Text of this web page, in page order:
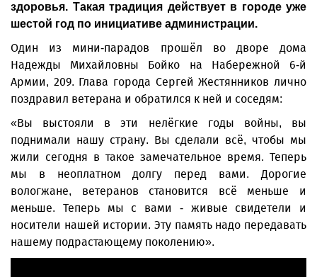
здоровья. Такая традиция действует в городе уже
шестой год по инициативе администрации.
Один из мини-парадов прошёл во дворе дома
Надежды Михайловны Бойко на Набережной 6-й
Армии, 209. Глава города Сергей Жестянников лично
поздравил ветерана и обратился к ней и соседям:
«Вы выстояли в эти нелёгкие годы войны, вы
поднимали нашу страну. Вы сделали всё, чтобы мы
жили сегодня в такое замечательное время. Теперь
мы в неоплатном долгу перед вами. Дорогие
вологжане, ветеранов становится всё меньше и
меньше. Теперь мы с вами - живые свидетели и
носители нашей истории. Эту память надо передавать
нашему подрастающему поколению».